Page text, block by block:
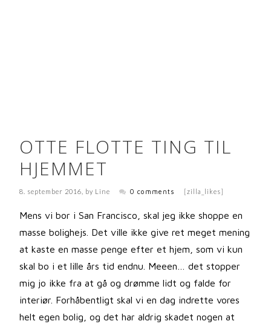
OTTE FLOTTE TING TIL
HJEMMET
8. september 2016 , by Line 0 comments [zilla_likes]
Mens vi bor i San Francisco, skal jeg ikke shoppe en
masse bolighejs. Det ville ikke give ret meget mening
at kaste en masse penge efter et hjem, som vi kun
skal bo i et lille års tid endnu. Meeen… det stopper
mig jo ikke fra at gå og drømme lidt og falde for
interiør. Forhåbentligt skal vi en dag indrette vores
helt egen bolig, og det har aldrig skadet nogen at